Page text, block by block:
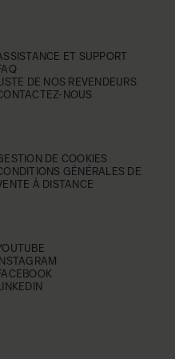
ET SUPPORT
DE NOS REVENDEURS
NOUS
DE COOKIES
GÉNÉRALES DE
À DISTANCE
INSTAGRAM